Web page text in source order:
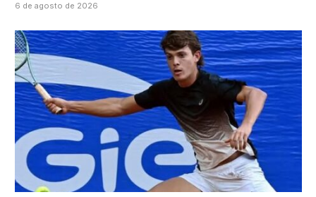
6 de agosto de 2026